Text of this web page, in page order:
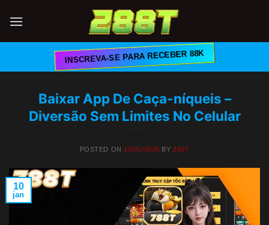
INSCREVA-SE PARA RECEBER 88K
Baixar App De Caça-níqueis –
Diversão Sem Limites No Celular
POSTED ON 10/01/2026 BY288T
10
jan